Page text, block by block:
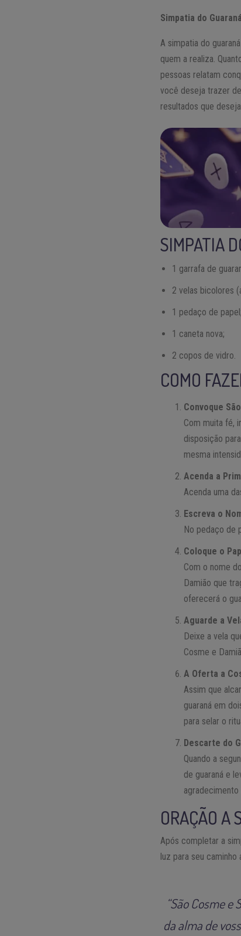
Simpatia do
A simpatia do
quem a realiza.
pessoas relatam
você deseja trazer
resultados que
SIMPATIA
1 garrafa de
2 velas bicolores
1 pedaço de papel;
1 caneta nova;
2 copos de vidro.
COMO
Convoque
Com muita fé,
disposição
mesma
Acenda a
Acenda uma
Escreva o
No pedaço de
Coloque o
Com o nome
Damião que
oferecerá o
Aguarde a
Deixe a vela
Cosme e
A Oferta a
Assim que
guaraná em
para selar o
Descarte do
Quando a
de guaraná e
agradecimento
ORAÇÃO A
Após completar a
luz para seu caminho
“São Cosme
da alma de